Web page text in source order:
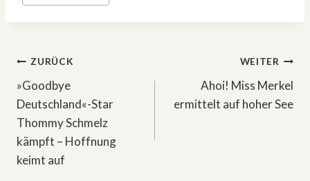
Beitragsnavigation
ZURÜCK
»Goodbye
Deutschland«-Star
Thommy Schmelz
kämpft – Hoffnung
keimt auf
WEITER
Ahoi! Miss Merkel
ermittelt auf hoher See